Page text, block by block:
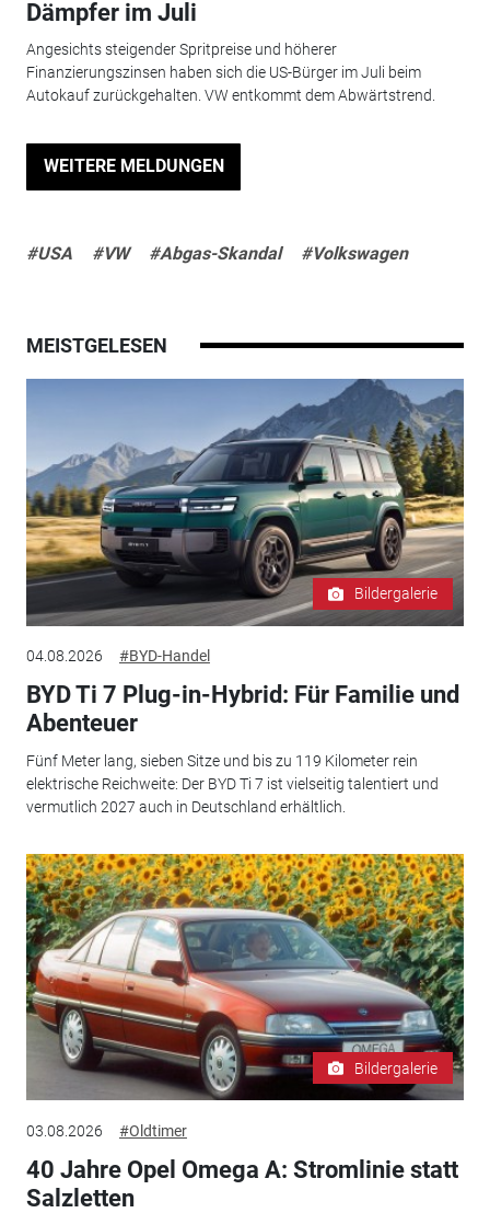
Dämpfer im Juli
Angesichts steigender Spritpreise und höherer
Finanzierungszinsen haben sich die US-Bürger im Juli beim
Autokauf zurückgehalten. VW entkommt dem Abwärtstrend.
WEITERE MELDUNGEN
#USA #VW #Abgas-Skandal #Volkswagen
MEISTGELESEN
Bildergalerie
04.08.2026 #BYD-Handel
BYD Ti 7 Plug-in-Hybrid: Für Familie und
Abenteuer
Fünf Meter lang, sieben Sitze und bis zu 119 Kilometer rein
elektrische Reichweite: Der BYD Ti 7 ist vielseitig talentiert und
vermutlich 2027 auch in Deutschland erhältlich.
Bildergalerie
03.08.2026 #Oldtimer
40 Jahre Opel Omega A: Stromlinie statt
Salzletten